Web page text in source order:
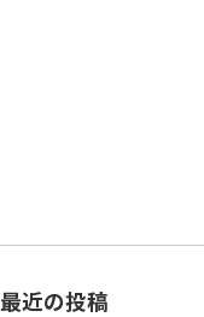
最近の投稿